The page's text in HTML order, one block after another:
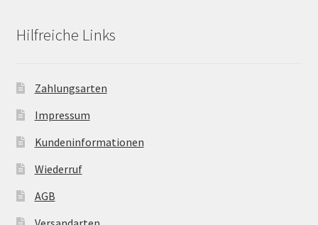
Hilfreiche Links
Zahlungsarten
Impressum
Kundeninformationen
Wiederruf
AGB